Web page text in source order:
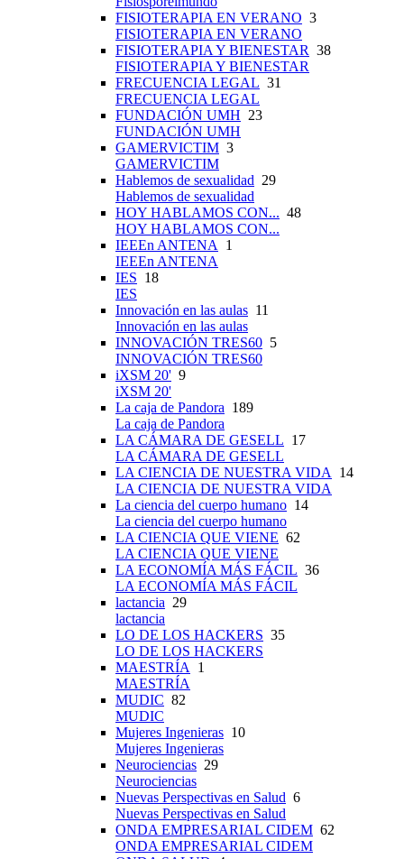
FISIOTERAPIA EN VERANO 3
FISIOTERAPIA EN VERANO
FISIOTERAPIA Y BIENESTAR 38
FISIOTERAPIA Y BIENESTAR
FRECUENCIA LEGAL 31
FRECUENCIA LEGAL
FUNDACIÓN UMH 23
FUNDACIÓN UMH
GAMERVICTIM 3
GAMERVICTIM
Hablemos de sexualidad 29
Hablemos de sexualidad
HOY HABLAMOS CON... 48
HOY HABLAMOS CON...
IEEEn ANTENA 1
IEEEn ANTENA
IES 18
IES
Innovación en las aulas 11
Innovación en las aulas
INNOVACIÓN TRES60 5
INNOVACIÓN TRES60
iXSM 20' 9
iXSM 20'
La caja de Pandora 189
La caja de Pandora
LA CÁMARA DE GESELL 17
LA CÁMARA DE GESELL
LA CIENCIA DE NUESTRA VIDA 14
LA CIENCIA DE NUESTRA VIDA
La ciencia del cuerpo humano 14
La ciencia del cuerpo humano
LA CIENCIA QUE VIENE 62
LA CIENCIA QUE VIENE
LA ECONOMÍA MÁS FÁCIL 36
LA ECONOMÍA MÁS FÁCIL
lactancia 29
lactancia
LO DE LOS HACKERS 35
LO DE LOS HACKERS
MAESTRÍA 1
MAESTRÍA
MUDIC 82
MUDIC
Mujeres Ingenieras 10
Mujeres Ingenieras
Neurociencias 29
Neurociencias
Nuevas Perspectivas en Salud 6
Nuevas Perspectivas en Salud
ONDA EMPRESARIAL CIDEM 62
ONDA EMPRESARIAL CIDEM